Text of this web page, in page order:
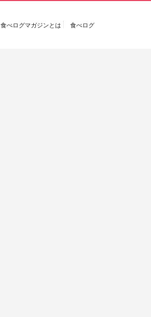
食べログマガジンとは 食べログ